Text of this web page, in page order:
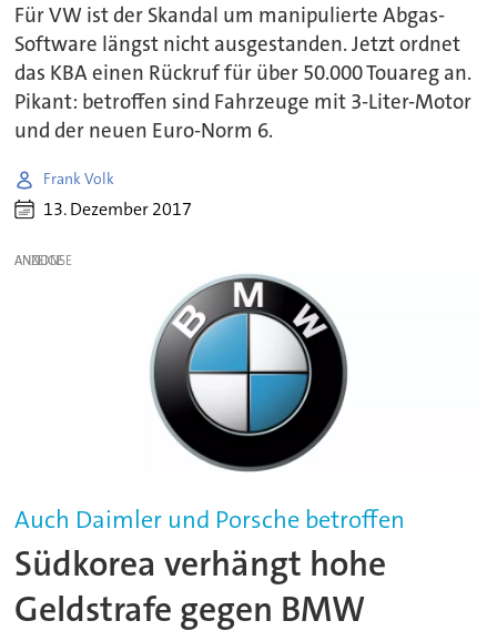
Für VW ist der Skandal um manipulierte Abgas-
Software längst nicht ausgestanden. Jetzt ordnet
das KBA einen Rückruf für über 50.000 Touareg an.
Pikant: betroffen sind Fahrzeuge mit 3-Liter-Motor
und der neuen Euro-Norm 6.
Frank Volk
13. Dezember 2017
ANZEIGE
Auch Daimler und Porsche betroffen
Südkorea verhängt hohe
Geldstrafe gegen BMW